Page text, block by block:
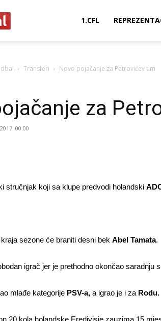
1.CFL
Transferi Novo pojačanje za Petrovićev tim
za
00:00
stručnjak koji sa klupe predvodi holandski
sezone će braniti desni bek Abel Tamata.
igrač jer je prethodno okončao saradnju
mlađe kategorije PSV-a, a igrao je i za Rodu.
20 kola holandske Eredivisie zauzima